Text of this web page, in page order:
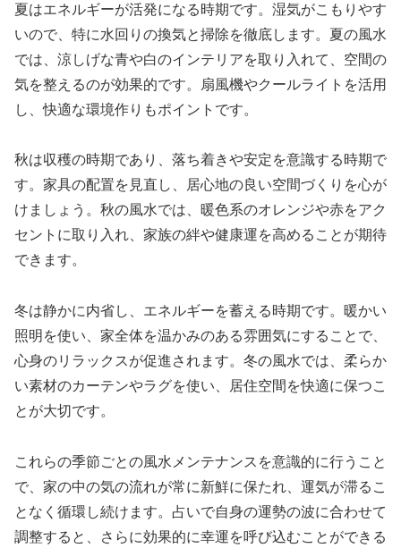
夏はエネルギーが活発になる時期です。湿気がこもりやす
いので、特に水回りの換気と掃除を徹底します。夏の風水
では、涼しげな青や白のインテリアを取り入れて、空間の
気を整えるのが効果的です。扇風機やクールライトを活用
し、快適な環境作りもポイントです。
秋は収穫の時期であり、落ち着きや安定を意識する時期で
す。家具の配置を見直し、居心地の良い空間づくりを心が
けましょう。秋の風水では、暖色系のオレンジや赤をアク
セントに取り入れ、家族の絆や健康運を高めることが期待
できます。
冬は静かに内省し、エネルギーを蓄える時期です。暖かい
照明を使い、家全体を温かみのある雰囲気にすることで、
心身のリラックスが促進されます。冬の風水では、柔らか
い素材のカーテンやラグを使い、居住空間を快適に保つこ
とが大切です。
これらの季節ごとの風水メンテナンスを意識的に行うこと
で、家の中の気の流れが常に新鮮に保たれ、運気が滞るこ
となく循環し続けます。占いで自身の運勢の波に合わせて
調整すると、さらに効果的に幸運を呼び込むことができる